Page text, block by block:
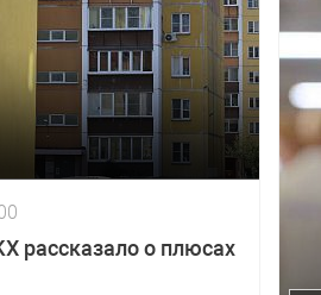
рассказало о плюсах